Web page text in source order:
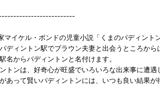
イケル・ボンドの児童小説「くまのパディント
ィントン駅でブラウン夫妻と出会うところから
名からパディントンと名付けます。
ンは、好奇心が旺盛でいろいろな出来事に遭遇
あって賢いパディントンには、いつも良い結果が